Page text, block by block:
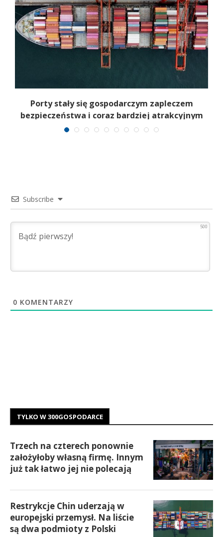
Porty stały się gospodarczym zapleczem
bezpieczeństwa i coraz bardziej atrakcyjnym
celem
Subscribe
500
0 KOMENTARZY
TYLKO W 300GOSPODARCE
Trzech na czterech ponownie
założyłoby własną firmę. Innym
już tak łatwo jej nie polecają
Restrykcje Chin uderzają w
europejski przemysł. Na liście
są dwa podmioty z Polski